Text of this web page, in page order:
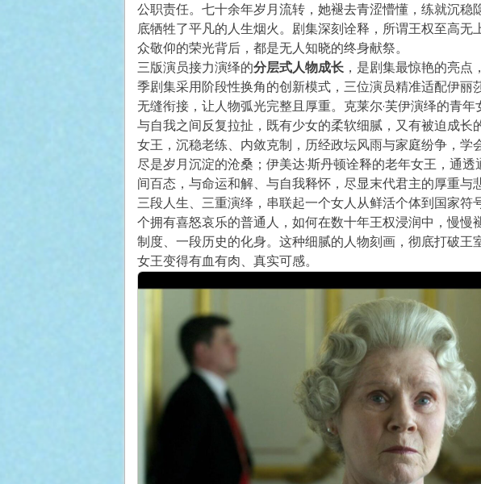
公职责任。七十余年岁月流转，她褪去青涩懵懂，练就沉稳
底牺牲了平凡的人生烟火。剧集深刻诠释，所谓王权至高无
众敬仰的荣光背后，都是无人知晓的终身献祭。
三版演员接力演绎的分层式人物成长，是剧集最惊艳的亮点
季剧集采用阶段性换角的创新模式，三位演员精准适配伊丽
无缝衔接，让人物弧光完整且厚重。克莱尔·芙伊演绎的青
与自我之间反复拉扯，既有少女的柔软细腻，又有被迫成长
女王，沉稳老练、内敛克制，历经政坛风雨与家庭纷争，学
尽是岁月沉淀的沧桑；伊美达·斯丹顿诠释的老年女王，通
间百态，与命运和解、与自我释怀，尽显末代君主的厚重与
三段人生、三重演绎，串联起一个女人从鲜活个体到国家符
个拥有喜怒哀乐的普通人，如何在数十年王权浸润中，慢慢
制度、一段历史的化身。这种细腻的人物刻画，彻底打破王
女王变得有血有肉、真实可感。